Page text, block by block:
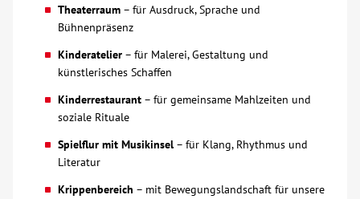
Theaterraum – für Ausdruck, Sprache und
Bühnenpräsenz
Kinderatelier – für Malerei, Gestaltung und
künstlerisches Schaffen
Kinderrestaurant – für gemeinsame Mahlzeiten und
soziale Rituale
Spielflur mit Musikinsel – für Klang, Rhythmus und
Literatur
Krippenbereich – mit Bewegungslandschaft für unsere